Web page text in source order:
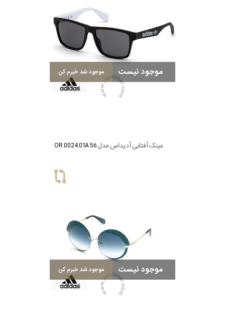
موجود نیست موجود شد خبرم کن
عینک آفتابی آدیداس مدل OR 0024 01A 56
موجود نیست موجود شد خبرم کن